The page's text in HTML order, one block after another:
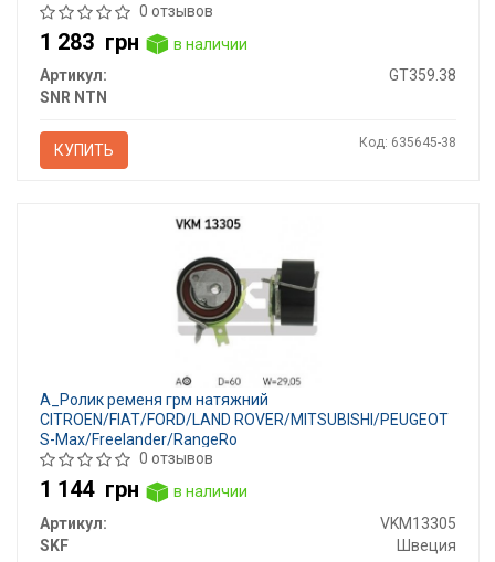
0 отзывов
1 283 грн
в наличии
Артикул:
GT359.38
SNR NTN
КУПИТЬ Код: 635645-38
A_Ролик ременя грм натяжний
CITROEN/FIAT/FORD/LAND ROVER/MITSUBISHI/PEUGEOT
S-Max/Freelander/RangeRo
0 отзывов
1 144 грн
в наличии
Артикул:
VKM13305
SKF
Швеция